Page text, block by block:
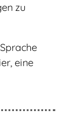
zu
eine